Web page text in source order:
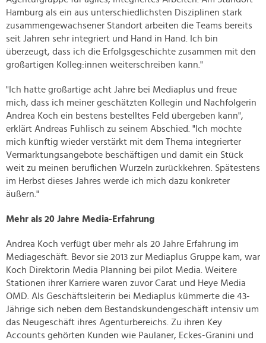
Hamburg als ein aus unterschiedlichsten Disziplinen stark
zusammengewachsener Standort arbeiten die Teams bereits
seit Jahren sehr integriert und Hand in Hand. Ich bin
überzeugt, dass ich die Erfolgsgeschichte zusammen mit den
großartigen Kolleg:innen weiterschreiben kann."
"Ich hatte großartige acht Jahre bei Mediaplus und freue
mich, dass ich meiner geschätzten Kollegin und Nachfolgerin
Andrea Koch ein bestens bestelltes Feld übergeben kann",
erklärt Andreas Fuhlisch zu seinem Abschied. "Ich möchte
mich künftig wieder verstärkt mit dem Thema integrierter
Vermarktungsangebote beschäftigen und damit ein Stück
weit zu meinen beruflichen Wurzeln zurückkehren. Spätestens
im Herbst dieses Jahres werde ich mich dazu konkreter
äußern."
Mehr als 20 Jahre Media-Erfahrung
Andrea Koch verfügt über mehr als 20 Jahre Erfahrung im
Mediageschäft. Bevor sie 2013 zur Mediaplus Gruppe kam, war
Koch Direktorin Media Planning bei pilot Media. Weitere
Stationen ihrer Karriere waren zuvor Carat und Heye Media
OMD. Als Geschäftsleiterin bei Mediaplus kümmerte die 43-
Jährige sich neben dem Bestandskundengeschäft intensiv um
das Neugeschäft ihres Agenturbereichs. Zu ihren Key
Accounts gehörten Kunden wie Paulaner, Eckes-Granini und